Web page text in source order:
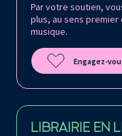
Par votre soutien,
plus, au sens premier
musique.
Engagez-
LIBRAIRIE EN